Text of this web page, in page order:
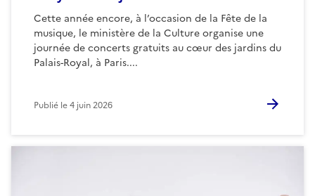
Cette année encore, à l’occasion de la Fête de la
musique, le ministère de la Culture organise une
journée de concerts gratuits au cœur des jardins du
Palais-Royal, à Paris....
Publié le4 juin 2026